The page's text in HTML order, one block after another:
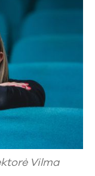
Vilma